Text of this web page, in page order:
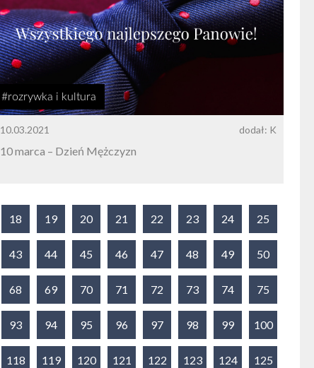
#rozrywka i kultura
10.03.2021 dodał: K
10 marca – Dzień Mężczyzn
18 19 20 21 22 23 24 25
43 44 45 46 47 48 49 50
68 69 70 71 72 73 74 75
93 94 95 96 97 98 99 100
118 119 120 121 122 123 124 125